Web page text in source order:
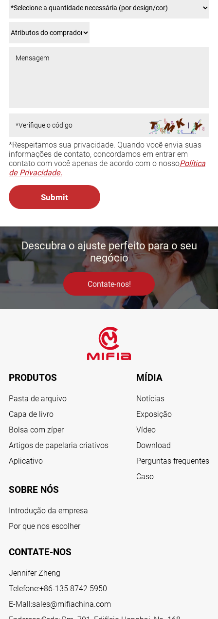
*Respeitamos sua privacidade. Quando você envia suas
informações de contato, concordamos em entrar em
contato com você apenas de acordo com o nossoPolítica
de Privacidade.
Descubra o ajuste perfeito para o seu
negócio
Contate-nos!
PRODUTOS
Pasta de arquivo
Capa de livro
Bolsa com zíper
Artigos de papelaria criativos
Aplicativo
MÍDIA
Notícias
Exposição
Vídeo
Download
Perguntas frequentes
Caso
SOBRE NÓS
Introdução da empresa
Por que nos escolher
CONTATE-NOS
Jennifer Zheng
Telefone:+86-135 8742 5950
E-Mall:sales@mifiachina.com